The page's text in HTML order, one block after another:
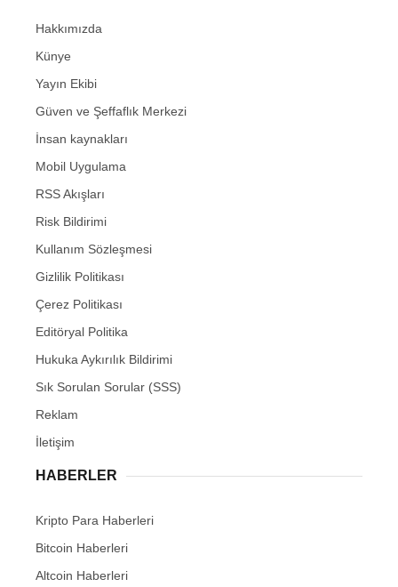
Hakkımızda
Künye
Yayın Ekibi
Güven ve Şeffaflık Merkezi
İnsan kaynakları
Mobil Uygulama
RSS Akışları
Risk Bildirimi
Kullanım Sözleşmesi
Gizlilik Politikası
Çerez Politikası
Editöryal Politika
Hukuka Aykırılık Bildirimi
Sık Sorulan Sorular (SSS)
Reklam
İletişim
HABERLER
Kripto Para Haberleri
Bitcoin Haberleri
Altcoin Haberleri